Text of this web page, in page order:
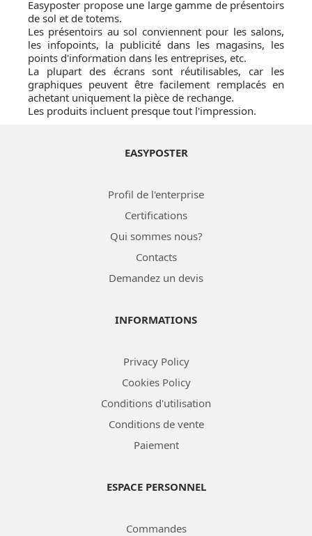
Easyposter propose une large gamme de présentoirs
de sol et de totems.
Les présentoirs au sol conviennent pour les salons,
les infopoints, la publicité dans les magasins, les
points d'information dans les entreprises, etc.
La plupart des écrans sont réutilisables, car les
graphiques peuvent être facilement remplacés en
achetant uniquement la pièce de rechange.
Les produits incluent presque tout l'impression.
EASYPOSTER
Profil de l'enterprise
Certifications
Qui sommes nous?
Contacts
Demandez un devis
INFORMATIONS
Privacy Policy
Cookies Policy
Conditions d'utilisation
Conditions de vente
Paiement
ESPACE PERSONNEL
Commandes